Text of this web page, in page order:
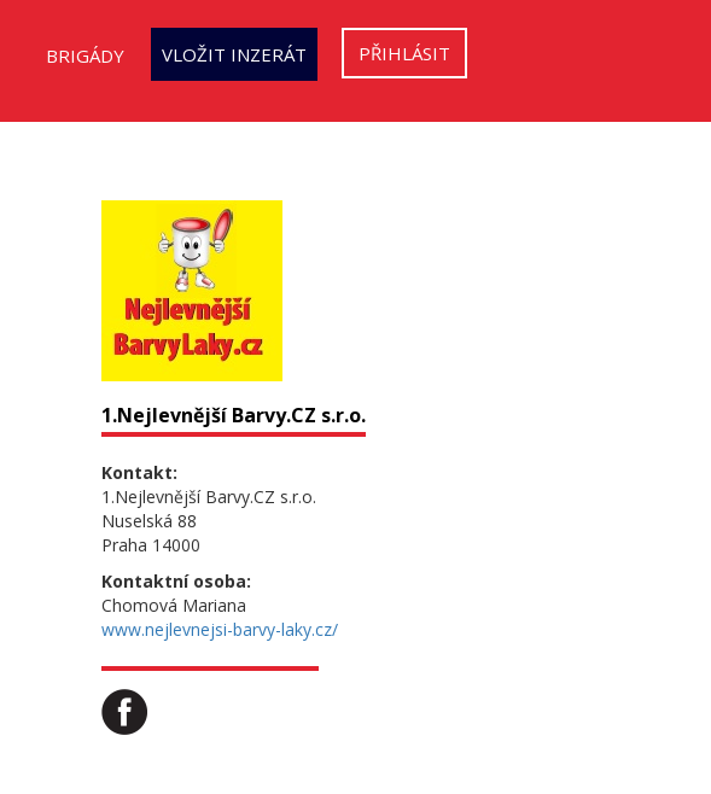
BRIGÁDY VLOŽIT INZERÁT PŘIHLÁSIT
1.Nejlevnější Barvy.CZ s.r.o.
Kontakt:
1.Nejlevnější Barvy.CZ s.r.o.
Nuselská 88
Praha 14000
Kontaktní osoba:
Chomová Mariana
www.nejlevnejsi-barvy-laky.cz/